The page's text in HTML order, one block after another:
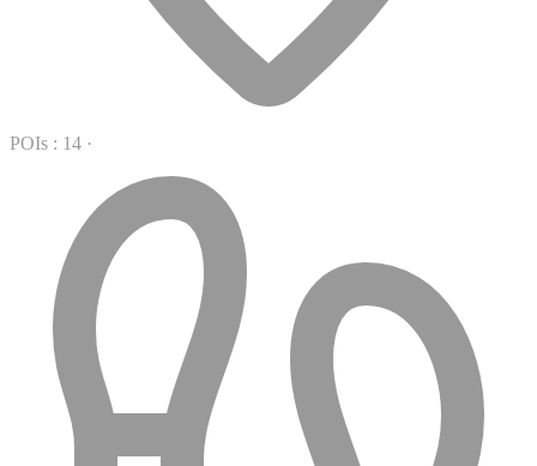
POIs : 14 ·